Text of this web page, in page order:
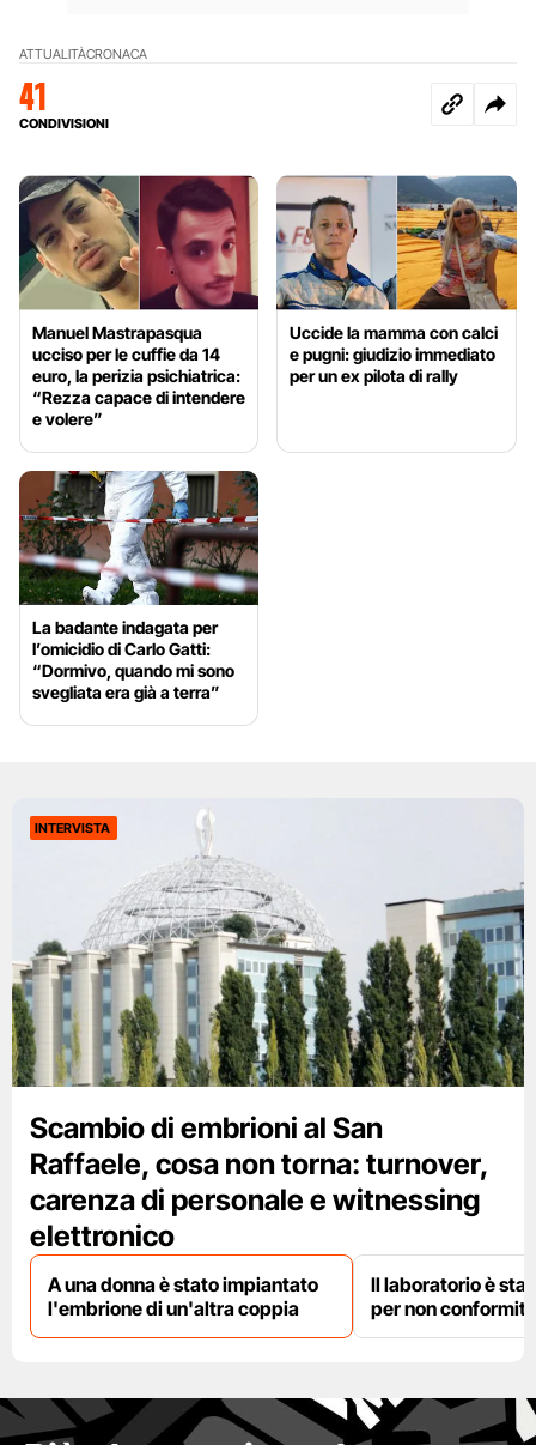
ATTUALITÀCRONACA
41
CONDIVISIONI
Manuel Mastrapasqua
ucciso per le cuffie da 14
euro, la perizia psichiatrica:
“Rezza capace di intendere
e volere”
Uccide la mamma con calci
e pugni: giudizio immediato
per un ex pilota di rally
La badante indagata per
l’omicidio di Carlo Gatti:
“Dormivo, quando mi sono
svegliata era già a terra”
INTERVISTA
Scambio di embrioni al San
Raffaele, cosa non torna: turnover,
carenza di personale e witnessing
elettronico
A una donna è stato impiantato
l'embrione di un'altra coppia
Il laboratorio è
per non